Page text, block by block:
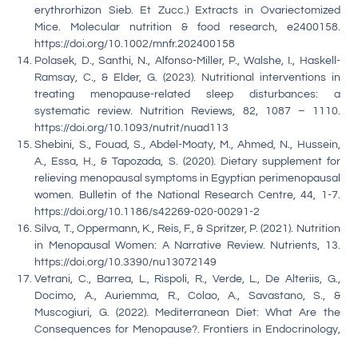
erythrorhizon Sieb. Et Zucc.) Extracts in Ovariectomized
Mice. Molecular nutrition & food research, e2400158.
https://doi.org/10.1002/mnfr.202400158
Polasek, D., Santhi, N., Alfonso-Miller, P., Walshe, I., Haskell-
Ramsay, C., & Elder, G. (2023). Nutritional interventions in
treating menopause-related sleep disturbances: a
systematic review. Nutrition Reviews, 82, 1087 – 1110.
https://doi.org/10.1093/nutrit/nuad113
Shebini, S., Fouad, S., Abdel-Moaty, M., Ahmed, N., Hussein,
A., Essa, H., & Tapozada, S. (2020). Dietary supplement for
relieving menopausal symptoms in Egyptian perimenopausal
women. Bulletin of the National Research Centre, 44, 1-7.
https://doi.org/10.1186/s42269-020-00291-2
Silva, T., Oppermann, K., Reis, F., & Spritzer, P. (2021). Nutrition
in Menopausal Women: A Narrative Review. Nutrients, 13.
https://doi.org/10.3390/nu13072149
Vetrani, C., Barrea, L., Rispoli, R., Verde, L., De Alteriis, G.,
Docimo, A., Auriemma, R., Colao, A., Savastano, S., &
Muscogiuri, G. (2022). Mediterranean Diet: What Are the
Consequences for Menopause?. Frontiers in Endocrinology,